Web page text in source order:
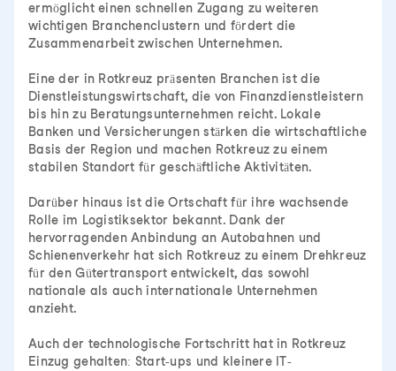
ermöglicht einen schnellen Zugang zu weiteren
wichtigen Branchenclustern und fördert die
Zusammenarbeit zwischen Unternehmen.
Eine der in Rotkreuz präsenten Branchen ist die
Dienstleistungswirtschaft, die von Finanzdienstleistern
bis hin zu Beratungsunternehmen reicht. Lokale
Banken und Versicherungen stärken die wirtschaftliche
Basis der Region und machen Rotkreuz zu einem
stabilen Standort für geschäftliche Aktivitäten.
Darüber hinaus ist die Ortschaft für ihre wachsende
Rolle im Logistiksektor bekannt. Dank der
hervorragenden Anbindung an Autobahnen und
Schienenverkehr hat sich Rotkreuz zu einem Drehkreuz
für den Gütertransport entwickelt, das sowohl
nationale als auch internationale Unternehmen
anzieht.
Auch der technologische Fortschritt hat in Rotkreuz
Einzug gehalten: Start-ups und kleinere IT-